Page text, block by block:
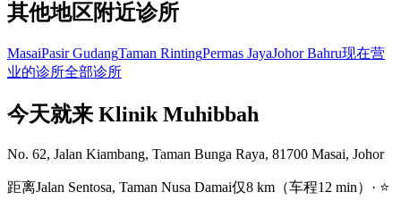
其他地区附近诊所
MasaiPasir GudangTaman RintingPermas JayaJohor Bahru现在营
业的诊所全部诊所
今天就来 Klinik Muhibbah
No. 62, Jalan Kiambang, Taman Bunga Raya, 81700 Masai, Johor
距离Jalan Sentosa, Taman Nusa Damai仅8 km（车程12 min）· ⭐